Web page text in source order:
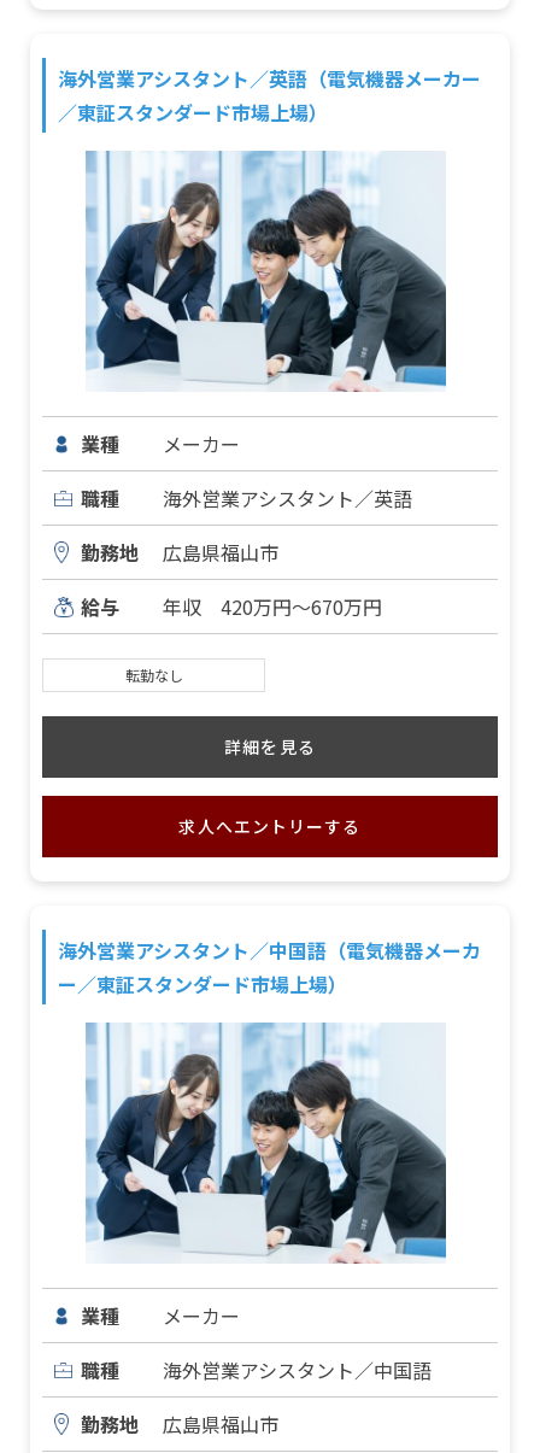
海外営業アシスタント／英語（電気機器メーカー
／東証スタンダード市場上場）
業種
メーカー
職種
海外営業アシスタント／英語
勤務地
広島県福山市
給与
年収 420万円～670万円
転勤なし
詳細を見る
求人へエントリーする
海外営業アシスタント／中国語（電気機器メーカ
ー／東証スタンダード市場上場）
業種
メーカー
職種
海外営業アシスタント／中国語
勤務地
広島県福山市